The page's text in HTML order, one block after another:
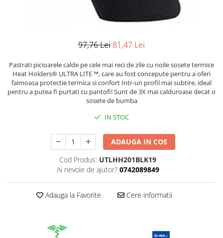
97,76 Lei81,47 Lei
Pastrati picioarele calde pe cele mai reci de zile cu noile sosete termice
Heat Holders® ULTRA LITE ™, care au fost concepute pentru a oferi
faimoasa protectie termica si confort Intr-un profil mai subtire, ideal
pentru a putea fi purtati cu pantofi! Sunt de 3X mai calduroase decat o
sosete de bumba
IN STOC
ADAUGA IN COS
Cod Produs: UTLHH201BLK19
Ai nevoie de ajutor? 0742089849
Adauga la Favorite Cere informatii